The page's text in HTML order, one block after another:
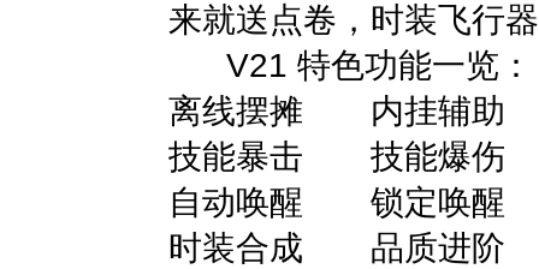
来就送点卷，时装飞行器
V21 特色功能一览：
离线摆摊 内挂辅助
技能暴击 技能爆伤
自动唤醒 锁定唤醒
时装合成 品质进阶